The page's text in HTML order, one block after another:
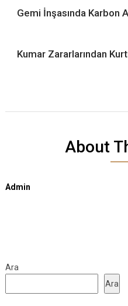
Gemi İnşasında Karbon
Kumar Zararlarından
About
Admin
Ara
Ara